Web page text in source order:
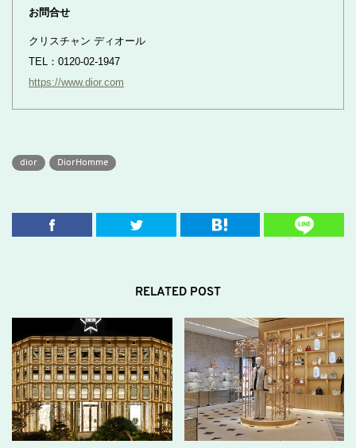
お問合せ
クリスチャン ディオール
TEL：0120-02-1947
https://www.dior.com
dior DiorHomme
RELATED POST